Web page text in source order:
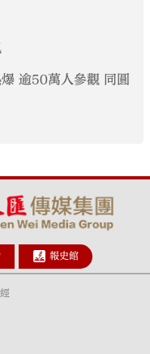
逾50萬人參觀 同圓
報史館